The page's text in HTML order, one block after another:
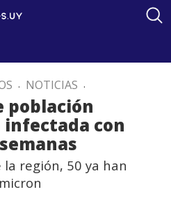
. NOTICIAS .
población
con
región, 50 ya han